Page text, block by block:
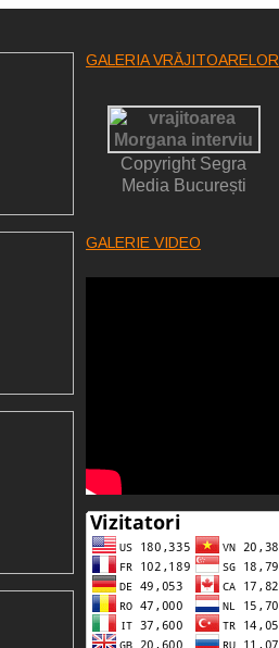
GALERIA VRĂJITOARELOR
Copyright Segra
Media București
GALERIE VIDEO